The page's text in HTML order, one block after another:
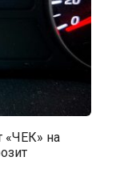
«ЧЕК» на